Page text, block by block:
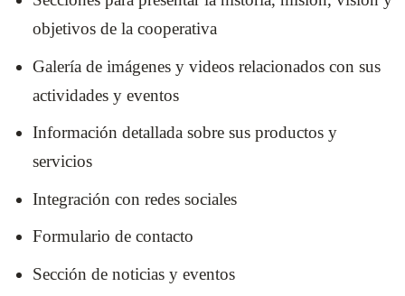
objetivos de la cooperativa
Galería de imágenes y videos relacionados con sus
actividades y eventos
Información detallada sobre sus productos y
servicios
Integración con redes sociales
Formulario de contacto
Sección de noticias y eventos